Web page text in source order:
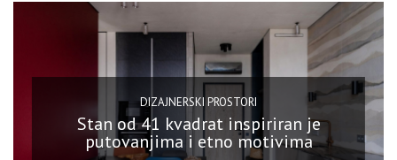
DIZAJNERSKI PROSTORI
Stan od 41 kvadrat inspiriran je
putovanjima i etno motivima